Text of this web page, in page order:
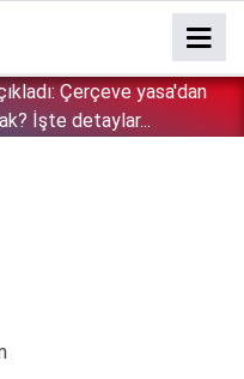
Çerçeve yasa'dan
İşte detaylar...